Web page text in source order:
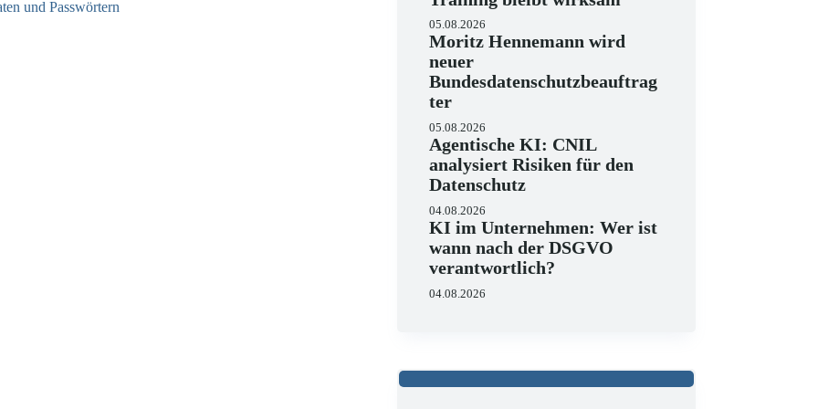
und Passwörtern
05.08.2026
Moritz Hennemann wird
neuer
Bundesdatenschutzbeauftrag
ter
05.08.2026
Agentische KI: CNIL
analysiert Risiken für den
Datenschutz
04.08.2026
KI im Unternehmen: Wer ist
wann nach der DSGVO
verantwortlich?
04.08.2026